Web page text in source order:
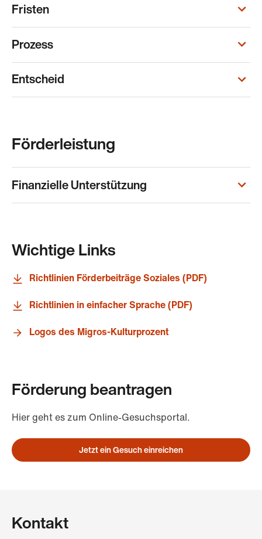
Fristen
Prozess
Entscheid
Förderleistung
Finanzielle Unterstützung
Wichtige Links
Richtlinien Förderbeiträge Soziales (PDF)
Richtlinien in einfacher Sprache (PDF)
Logos des Migros-Kulturprozent
Förderung beantragen
Hier geht es zum Online-Gesuchsportal.
Jetzt ein Gesuch einreichen
Kontakt